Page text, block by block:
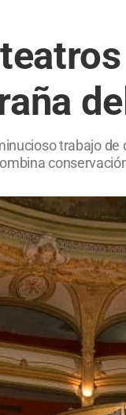
trabajo